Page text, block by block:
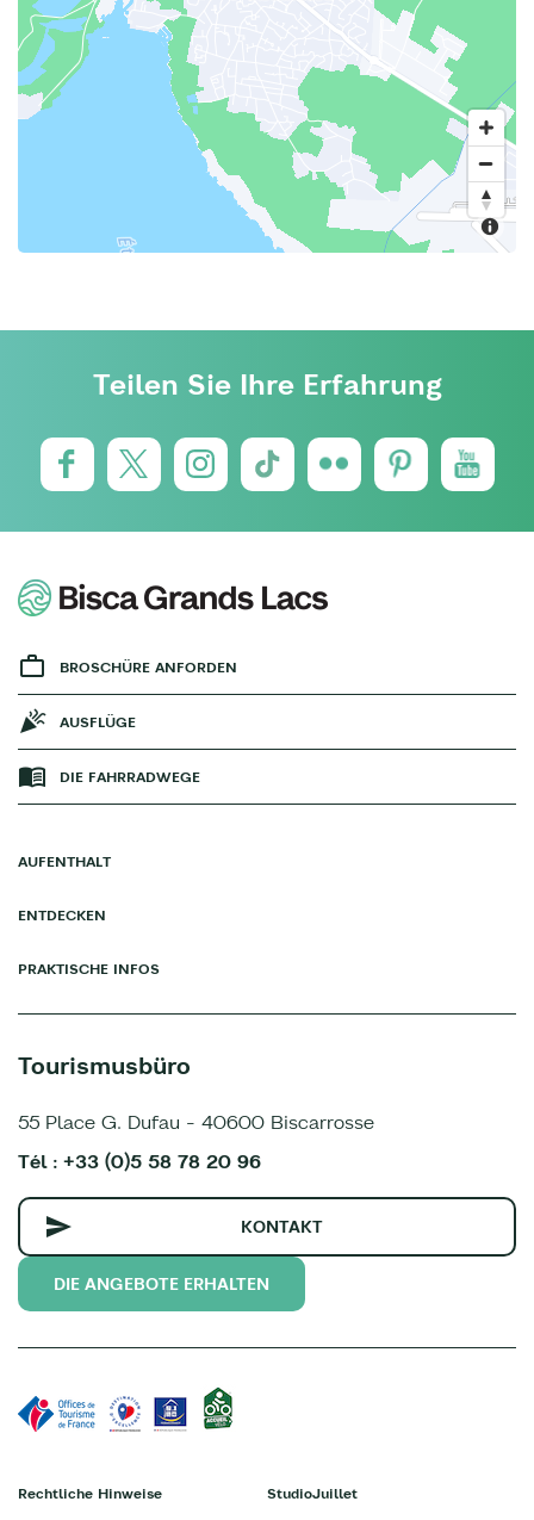
Teilen Sie Ihre Erfahrung
BROSCHÜRE ANFORDEN
AUSFLÜGE
DIE FAHRRADWEGE
AUFENTHALT
ENTDECKEN
PRAKTISCHE INFOS
Tourismusbüro
55 Place G. Dufau - 40600 Biscarrosse
Tél : +33 (0)5 58 78 20 96
KONTAKT
DIE ANGEBOTE ERHALTEN
Rechtliche Hinweise StudioJuillet